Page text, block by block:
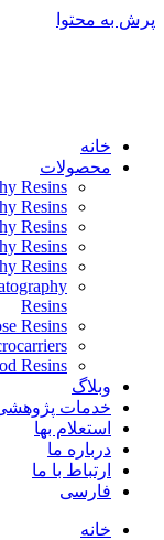
پرش به محتوا
خانه
محصولات
Resins
Resins
Resins
Resins
Resins
Resins
Resins
Resins
وبلاگ
خدمات
استعلام بها
درباره ما
ارتباط با ما
فارسی
خانه